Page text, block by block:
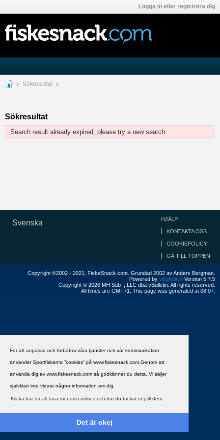
För att anpassa och förbättra våra tjänster och vår kommunikation
använder Sportfiskarna ”cookies” på www.fiskesnack.com.Genom att
använda dig av www.fiskesnack.com så godkänner du detta. Vi säljer
självklart inte vidare någon information om dig.
Klicka här för att läsa mer om cookies och hur du tackar nej till dem.
Det är okej
Logga in eller registrera dig
Sökresultat
Sökresultat
Search result already expired, please try a new search.
Svenska HJÄLP
KONTAKTA OSS
COOKIEPOLICY
GÅ TILL TOPPEN
Copyright ©2002 - 2021, FiskeSnack.com. Grundad 2002 av Anders Bergman.
Powered by vBulletin® Version 5.7.5
Copyright © 2026 MH Sub I, LLC dba vBulletin. All rights reserved.
All times are GMT+1. This page was generated at 08:07.